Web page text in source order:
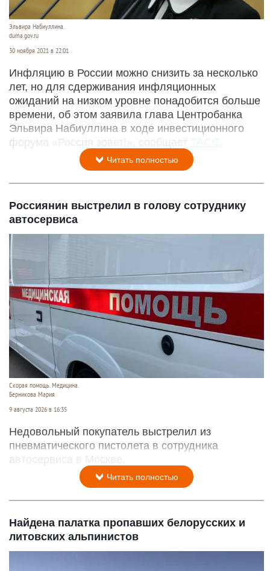
Эльвира Набиуллина.
duma.gov.ru
30 ноября 2021 в 22:01
Инфляцию в России можно снизить за несколько
лет, но для сдерживания инфляционных
ожиданий на низком уровне понадобится больше
времени, об этом заявила глава Центробанка
Эльвира Набиуллина в ходе инвестиционного
форума «Россия зовет!», сообщает ТАСС
Читать полностью
Россиянин выстрелил в голову сотруднику
автосервиса
Скорая помощь. Медицина.
Берникова Мария
9 августа 2026 в 16:35
Недовольный покупатель выстрелил из
пневматического пистолета в сотрудника
автосервиса в Москве.
Читать полностью
Найдена палатка пропавших белорусских и
литовских альпинистов